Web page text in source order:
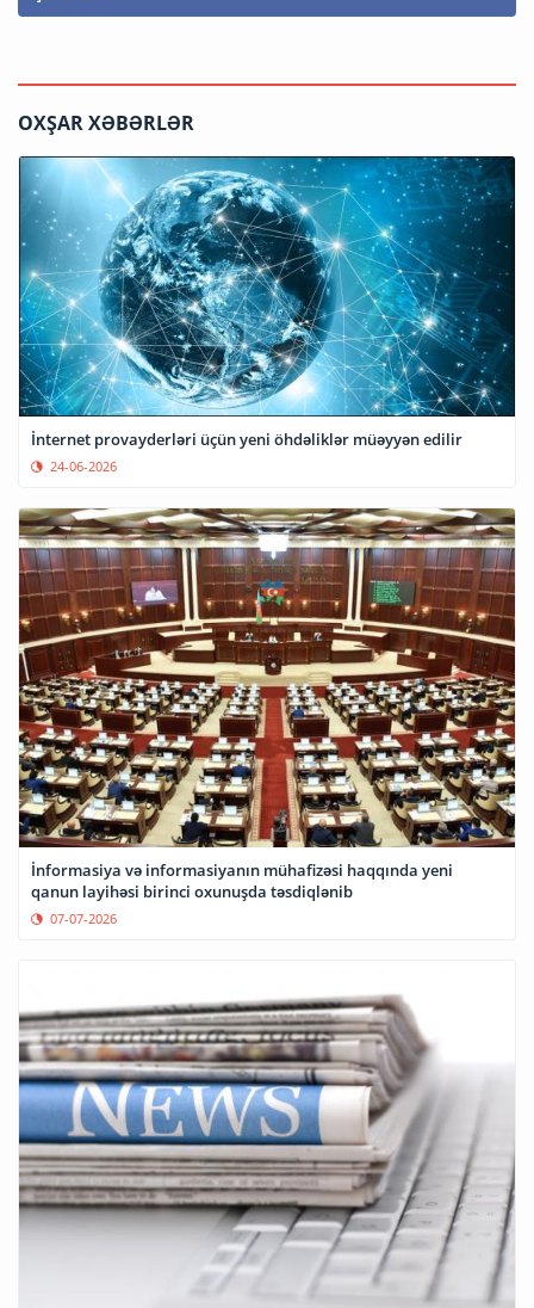
OXŞAR XƏBƏRLƏR
İnternet provayderləri üçün yeni öhdəliklər müəyyən edilir
24-06-2026
İnformasiya və informasiyanın mühafizəsi haqqında yeni
qanun layihəsi birinci oxunuşda təsdiqlənib
07-07-2026